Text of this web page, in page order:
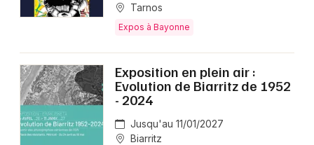
Tarnos
Expos à Bayonne
Exposition en plein air :
Evolution de Biarritz de 1952
- 2024
Jusqu'au 11/01/2027
Biarritz